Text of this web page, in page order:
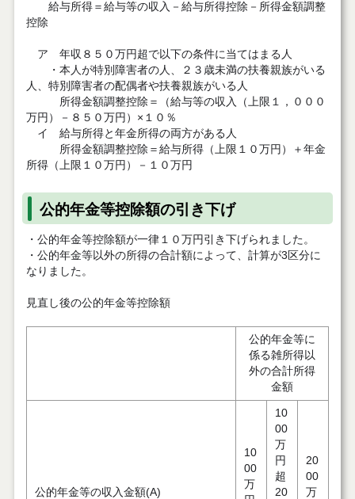
給与所得＝給与等の収入－給与所得控除－所得金額調整
控除
ア 年収８５０万円超で以下の条件に当てはまる人
・本人が特別障害者の人、２３歳未満の扶養親族がいる
人、特別障害者の配偶者や扶養親族がいる人
所得金額調整控除＝（給与等の収入（上限１，０００
万円）－８５０万円）×１０％
イ 給与所得と年金所得の両方がある人
所得金額調整控除＝給与所得（上限１０万円）＋年金
所得（上限１０万円）－１０万円
公的年金等控除額の引き下げ
・公的年金等控除額が一律１０万円引き下げられました。
・公的年金等以外の所得の合計額によって、計算が3区分に
なりました。
見直し後の公的年金等控除額
公的年金等に
係る雑所得以
外の合計所得
金額
公的年金等の収入金額(A)
10
00
万
10
00
万
円
超
20
20
00
万